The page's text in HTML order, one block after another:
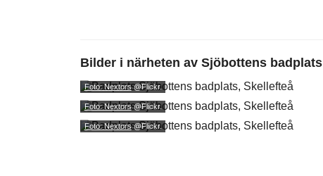
Bilder i närheten av Sjöbottens badplats
Foto: Nextors@Flickr.
Foto: Nextors@Flickr.
Foto: Nextors@Flickr.